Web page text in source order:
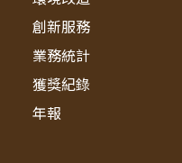
創新服務
業務統計
獲獎紀錄
年報